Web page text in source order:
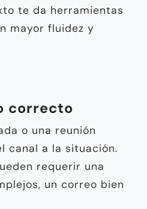
te da herramientas
mayor fluidez y
correcto
o una reunión
canal a la situación.
requerir una
un correo bien